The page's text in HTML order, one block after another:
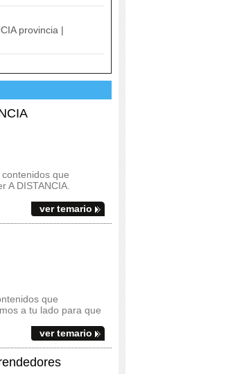
provincia |
que
A DISTANCIA.
ver temario
que
a tu lado para que
ver temario